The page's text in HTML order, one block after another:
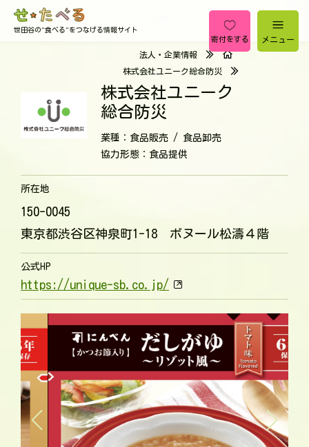
寄付をする メニュー
世田谷の"食べる"をつなげる情報サイト
法人・企業情報
株式会社ユニーク総合防災
株式会社ユニーク
総合防災
業種：食品販売 / 食品卸売
協力形態：食品提供
所在地
150-0045
東京都渋谷区神泉町1-18 ボヌール松濤４階
公式HP
https://unique-sb.co.jp/